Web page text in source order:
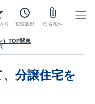
り 閲覧履歴 検索条件
）TOP関東
分譲住宅を